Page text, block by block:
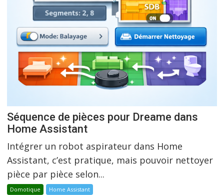
Séquence de pièces pour Dreame dans
Home Assistant
Intégrer un robot aspirateur dans Home
Assistant, c’est pratique, mais pouvoir nettoyer
pièce par pièce selon...
Domotique Home Assistant